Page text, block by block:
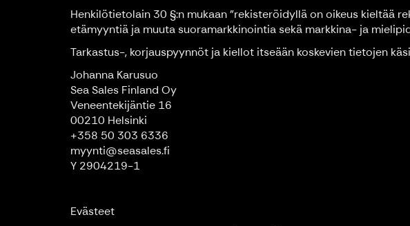
Henkilötietolain 30 §:n mukaan ”rekisteröidyllä on oikeus kieltää
etämyyntiä ja muuta suoramarkkinointia sekä markkina- ja
Tarkastus-, korjauspyynnöt ja kiellot itseään koskevien tietojen
Johanna Karusuo
Sea Sales Finland Oy
Veneentekijäntie 16
00210 Helsinki
+358 50 303 6336
myynti@seasales.fi
Y 2904219-1
Evästeet